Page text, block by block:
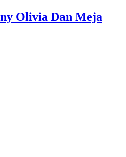
Olivia Dan Meja